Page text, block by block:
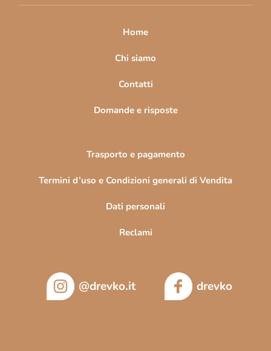
Home
Chi siamo
Contatti
Domande e risposte
Trasporto e pagamento
Termini d’uso e Condizioni generali di Vendita
Dati personali
Reclami
@drevko.it drevko